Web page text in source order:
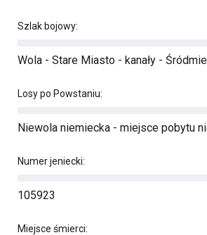
Szlak bojowy:
Wola - Stare Miasto - kanały -
Losy po Powstaniu:
Niewola niemiecka - miejsce pobytu
Numer jeniecki:
105923
Miejsce śmierci: